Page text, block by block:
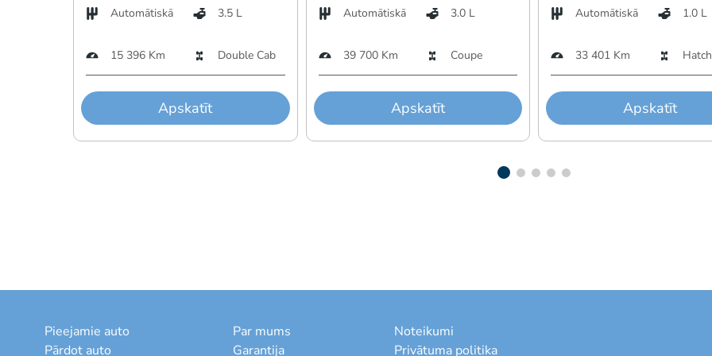
Automātiskā 3.5 L
15 396 Km Double Cab
Apskatīt
Automātiskā 3.0 L
39 700 Km Coupe
Apskatīt
Automātiskā 1.0 L
33 401 Km
Apskatīt
Pieejamie auto
Pārdot auto
Par mums
Garantija
Noteikumi
Privātuma politika